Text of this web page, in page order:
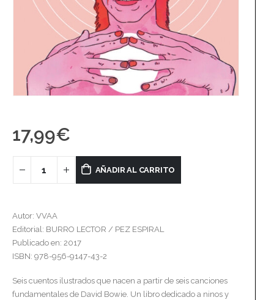
17,99€
AÑADIR AL CARRITO
Autor: VVAA
Editorial: BURRO LECTOR / PEZ ESPIRAL
Publicado en: 2017
ISBN: 978-956-9147-43-2
Seis cuentos ilustrados que nacen a partir de seis canciones
fundamentales de David Bowie. Un libro dedicado a ninos y